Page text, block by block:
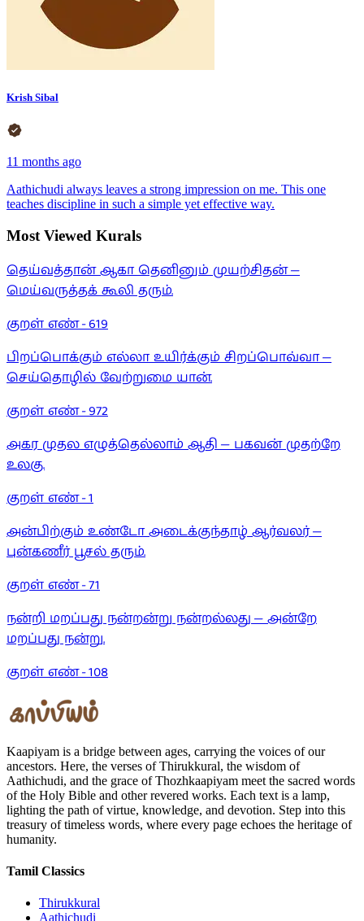
Krish Sibal
11 months ago
Aathichudi always leaves a strong impression on me. This one
teaches discipline in such a simple yet effective way.
Most Viewed Kurals
தெய்வத்தான் ஆகா தெனினும் முயற்சிதன் —
மெய்வருத்தக் கூலி தரும்.
குறள் எண் -619
பிறப்பொக்கும் எல்லா உயிர்க்கும் சிறப்பொவ்வா —
செய்தொழில் வேற்றுமை யான்.
குறள் எண் -972
அகர முதல எழுத்தெல்லாம் ஆதி — பகவன் முதற்றே
உலகு.
குறள் எண் -1
அன்பிற்கும் உண்டோ அடைக்குந்தாழ் ஆர்வலர் —
புன்கணீர் பூசல் தரும்.
குறள் எண் -71
நன்றி மறப்பது நன்றன்று நன்றல்லது — அன்றே
மறப்பது நன்று.
குறள் எண் -108
Kaapiyam is a bridge between ages, carrying the voices of our
ancestors. Here, the verses of Thirukkural, the wisdom of
Aathichudi, and the grace of Thozhkaapiyam meet the sacred words
of the Holy Bible and other revered works. Each text is a lamp,
lighting the path of virtue, knowledge, and devotion. Step into this
treasury of timeless words, where every page echoes the heritage of
humanity.
Tamil Classics
Thirukkural
Aathichudi